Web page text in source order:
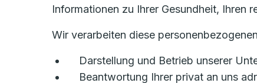
Informationen zu Ihrer Gesundheit, Ihren
Wir verarbeiten diese
Darstellung und Betrieb unserer
Beantwortung Ihrer privat an uns